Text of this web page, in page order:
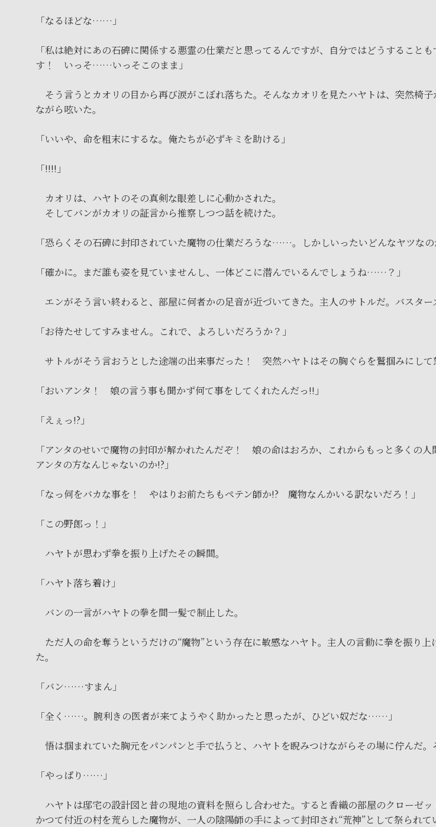
「なるほどな……」
「私は絶対にあの石碑に関係する悪霊の仕業だと思ってるんですが、自分ではどうする
す！ いっそ……いっそこのまま」
そう言うとカオリの目から再び涙がこぼれ落ちた。そんなカオリを見たハヤトは、突然椅
ながら呟いた。
「いいや、命を粗末にするな。俺たちが必ずキミを助ける」
「!!!!」
カオリは、ハヤトのその真剣な眼差しに心動かされた。
そしてバンがカオリの証言から推察しつつ話を続けた。
「恐らくその石碑に封印されていた魔物の仕業だろうな……。しかしいったいどんなヤツなの
「確かに。まだ誰も姿を見ていませんし、一体どこに潜んでいるんでしょうね……？」
エンがそう言い終わると、部屋に何者かの足音が近づいてきた。主人のサトルだ。バスター
「お待たせしてすみません。これで、よろしいだろうか？」
サトルがそう言おうとした途端の出来事だった！ 突然ハヤトはその胸ぐらを鷲掴みにして
「おいアンタ！ 娘の言う事も聞かず何て事をしてくれたんだっ!!」
「えぇっ!?」
「アンタのせいで魔物の封印が解かれたんだぞ！ 娘の命はおろか、これからもっと多くの
アンタの方なんじゃないのか!?」
「なっ何をバカな事を！ やはりお前たちもペテン師か!? 魔物なんかいる訳ないだろ！」
「この野郎っ！」
ハヤトが思わず拳を振り上げたその瞬間。
「ハヤト落ち着け」
バンの一言がハヤトの拳を間一髪で制止した。
ただ人の命を奪うというだけの“魔物”という存在に敏感なハヤト。主人の言動に拳を振り
た。
「バン……すまん」
「全く……。腕利きの医者が来てようやく助かったと思ったが、ひどい奴だな……」
悟は掴まれていた胸元をパンパンと手で払うと、ハヤトを睨みつけながらその場に佇んだ
「やっぱり……」
ハヤトは邸宅の設計図と昔の現地の資料を照らし合わせた。すると香織の部屋のクローゼ
かつて付近の村を荒らした魔物が、一人の陰陽師の手によって封印され“荒神”として祭られて